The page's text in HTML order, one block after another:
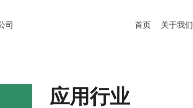
首页 关于我们
应用行业